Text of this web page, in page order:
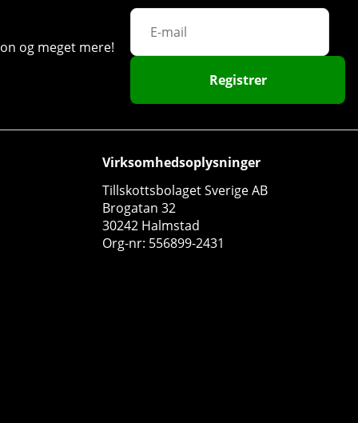
Swedish Supplements
217 DKK Køb!
og meget mere!
Registrer
Virksomhedsoplysninger
Tillskottsbolaget Sverige AB
Brogatan 32
30242 Halmstad
Org-nr: 556899-2431